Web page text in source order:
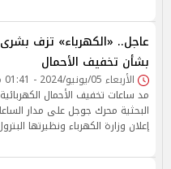
عاجل.. «الكهرباء» تزف
بشأن تخفيف الأحمال
الأربعاء 05/يونيو/2024 - 01:41 م
مد ساعات تخفيف الأحمال
البحثية محرك جوجل على مدار
إعلان وزارة الكهرباء ونظيرتها